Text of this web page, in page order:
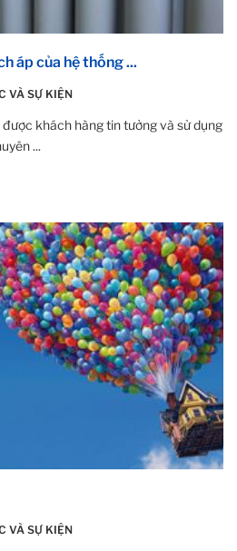
áp của hệ thống ...
VÀ SỰ KIỆN
khách hàng tin tưởng và sử dụng
...
VÀ SỰ KIỆN